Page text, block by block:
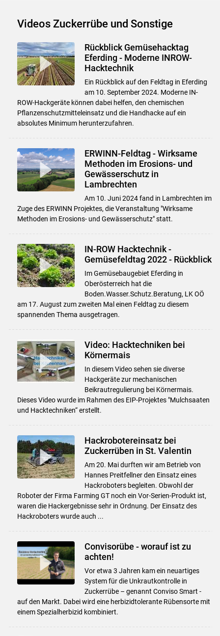
Videos Zuckerrübe und Sonstige
Rückblick Gemüsehacktag
Eferding - Moderne INROW-
Hacktechnik
Ein Rückblick auf den Feldtag in Eferding
am 10. September 2024. Moderne IN-
ROW-Hackgeräte können dabei helfen, den chemischen
Pflanzenschutzmitteleinsatz und die Handhacke auf ein
absolutes Minimum herunterzufahren.
ERWINN-Feldtag - Wirksame
Methoden im Erosions- und
Gewässerschutz in
Lambrechten
Am 10. Juni 2024 fand in Lambrechten im
Zuge des ERWINN Projektes, die Veranstaltung "Wirksame
Methoden im Erosions- und Gewässerschutz" statt.
IN-ROW Hacktechnik -
Gemüsefeldtag 2022 - Rückblick
Im Gemüsebaugebiet Eferding in
Oberösterreich hat die
Boden.Wasser.Schutz.Beratung, LK OÖ
am 17. August zum zweiten Mal einen Feldtag zu diesem
spannenden Thema ausgetragen.
Video: Hacktechniken bei
Körnermais
In diesem Video sehen sie diverse
Hackgeräte zur mechanischen
Beikrautregulierung bei Körnermais.
Dieses Video wurde im Rahmen des EIP-Projektes "Mulchsaaten
und Hacktechniken“ erstellt.
Hackrobotereinsatz bei
Zuckerrüben in St. Valentin
Am 20. Mai durften wir am Betrieb von
Hannes Preitfellner den Einsatz eines
Hackroboters begleiten. Obwohl der
Roboter der Firma Farming GT noch ein Vor-Serien-Produkt ist,
waren die Hackergebnisse sehr in Ordnung. Der Einsatz des
Hackroboters wurde auch ...
Convisorübe - worauf ist zu
achten!
Vor etwa 3 Jahren kam ein neuartiges
System für die Unkrautkontrolle in
Zuckerrübe – genannt Conviso Smart -
auf den Markt. Dabei wird eine herbizidtolerante Rübensorte mit
einem Spezialherbizid kombiniert.